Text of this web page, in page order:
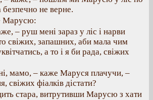
безпечно не верне.
Марусю:
– руш мені зараз у ліс і нарви
свіжих, запашних, аби мала чим
а то і я би рада, свіжих
мамо, – каже Маруся плачучи, –
свіжих фіалків дістати?
стара, витрутивши Марусю з хати